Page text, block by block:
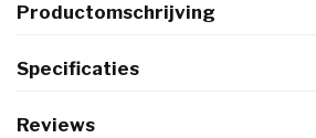
Productomschrijving
Specificaties
Reviews